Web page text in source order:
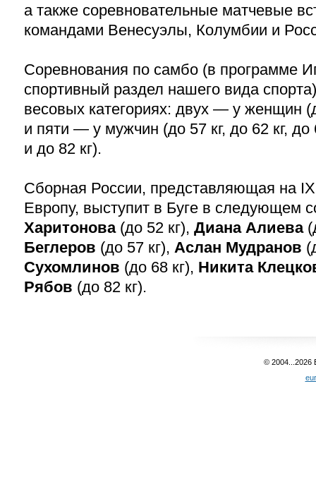
а также соревновательные матчевые
командами Венесуэлы, Колумбии и
Соревнования по самбо (в программе
спортивный раздел нашего вида
весовых категориях: двух — у женщин
и пяти — у мужчин (до 57 кг, до 62 кг, до
и до 82 кг).
Сборная России, представляющая на
Европу, выступит в Буге в следующем
Харитонова (до 52 кг), Диана Алиева
Беглеров (до 57 кг), Аслан Мудранов
Сухомлинов (до 68 кг), Никита
Рябов (до 82 кг).
© 2004...2026